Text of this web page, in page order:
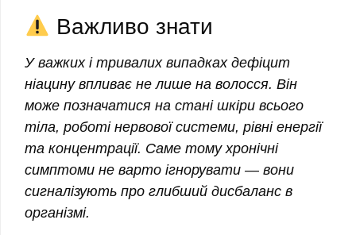
Важливо знати
У важких і тривалих випадках дефіцит
ніацину впливає не лише на волосся. Він
може позначатися на стані шкіри всього
тіла, роботі нервової системи, рівні енергії
та концентрації. Саме тому хронічні
симптоми не варто ігнорувати — вони
сигналізують про глибший дисбаланс в
організмі.